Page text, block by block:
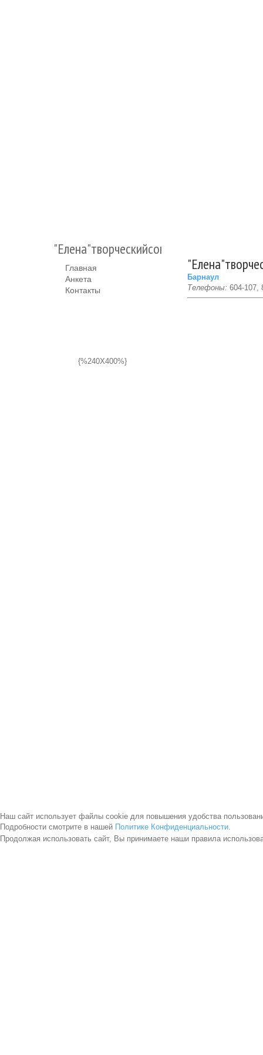
"Елена"творческийсоюз
Главная
Анкета
Контакты
{%240X400%}
Барнаул
Телефоны: 604-107,
Наш сайт использует файлы cookie для повышения удобства
Подробности смотрите в нашей Политике Конфиденциальности.
Продолжая использовать сайт, Вы принимаете наши правила